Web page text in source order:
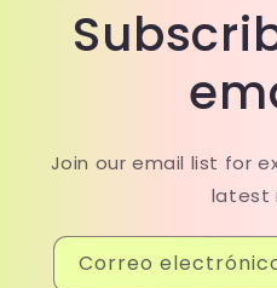
Join our email list for
latest
Correo